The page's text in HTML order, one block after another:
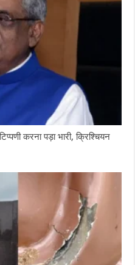
करना पड़ा भारी, क्रिश्चियन